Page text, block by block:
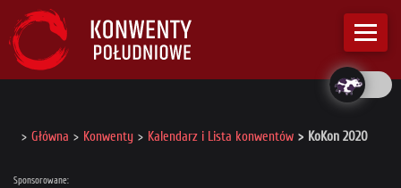
Główna Konwenty Kalendarz i Lista konwentów KoKon 2020
Sponsorowane: